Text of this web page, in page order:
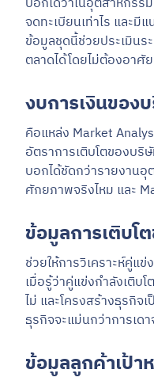
จดทะเบียนเท่าไร และมี
ข้อมูลชุดนี้ช่วยประเมิน
ตลาดได้โดยไม่ต้องอาศั
งบการเงินของ
คือแหล่ง Market
อัตราการเติบโตของบริ
บอกได้ชัดกว่ารายงาน
ศักยภาพจริงไหม และ
ข้อมูลการเติบ
ช่วยให้การวิเคราะห์คู่แ
เมื่อรู้ว่าคู่แข่งกำลังเติบ
ไม่ และโครงสร้างธุรกิจ
ธุรกิจจะแม่นกว่าการเด
ข้อมูลลูกค้าเป้า